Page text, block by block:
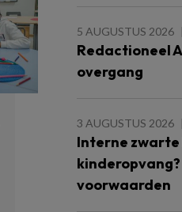
5 AUGUSTUS 2026
Redactioneel
overgang
3 AUGUSTUS 2026
Interne zwarte
voorwaarden